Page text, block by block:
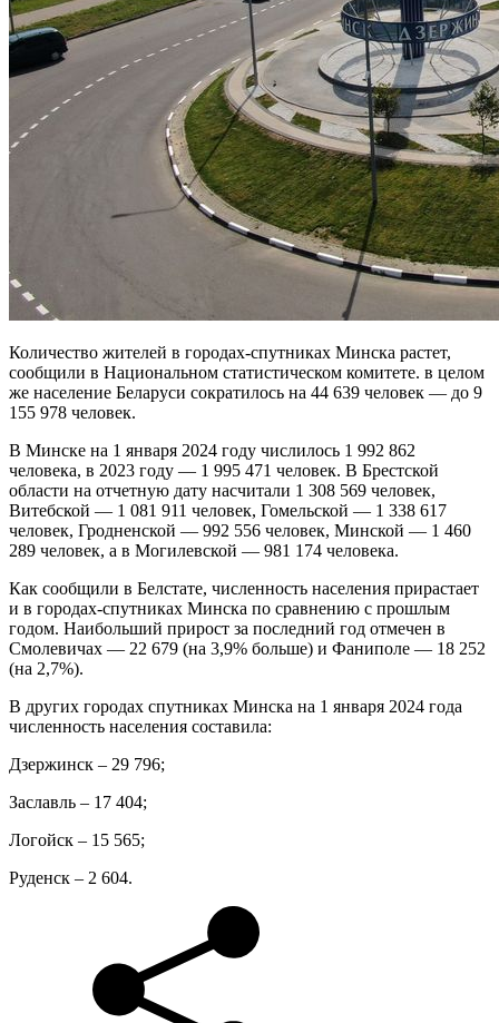
Количество жителей в городах-спутниках Минска растет,
сообщили в Национальном статистическом комитете. в целом
же население Беларуси сократилось на 44 639 человек — до 9
155 978 человек.
В Минске на 1 января 2024 году числилось 1 992 862
человека, в 2023 году — 1 995 471 человек. В Брестской
области на отчетную дату насчитали 1 308 569 человек,
Витебской — 1 081 911 человек, Гомельской — 1 338 617
человек, Гродненской — 992 556 человек, Минской — 1 460
289 человек, а в Могилевской — 981 174 человека.
Как сообщили в Белстате, численность населения прирастает
и в городах-спутниках Минска по сравнению с прошлым
годом. Наибольший прирост за последний год отмечен в
Смолевичах — 22 679 (на 3,9% больше) и Фаниполе — 18 252
(на 2,7%).
В других городах спутниках Минска на 1 января 2024 года
численность населения составила:
Дзержинск – 29 796;
Заславль – 17 404;
Логойск – 15 565;
Руденск – 2 604.